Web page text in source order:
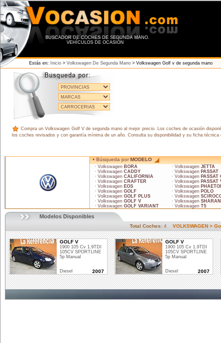
BUSCADOR DE COCHES DE SEGUNDA MANO.
VEHÍCULOS DE OCASIÓN
Estás en: Inicio > Volkswagen De Segunda Mano > Volkswagen Golf v de segunda mano
Compra un Volkswagen Golf V de segunda mano al mejor precio. Los coches de ocasión
los coches revisados y con garantía mínima de un año. Consulta su disponibilidad y su ficha técnica
• Búsqueda porMODELO
· Volkswagen BORA
· Volkswagen CADDY
· Volkswagen CALIFORNIA
· Volkswagen CRAFTER
· Volkswagen EOS
· Volkswagen GOLF
· Volkswagen GOLF PLUS
· Volkswagen GOLF V
· Volkswagen GOLF VARIANT
· Volkswagen JETTA
· Volkswagen PASSAT
· Volkswagen PASSAT
· Volkswagen PASSAT
· Volkswagen
· Volkswagen POLO
· Volkswagen
· Volkswagen SHARAN
· Volkswagen T5
Modelos Disponibles
Total Coches:4VOLKSWAGEN >
GOLF V
1900 105 Cv 1.9TDI
105CV SPORTLINE
5p Manual
Diesel 2007
GOLF V
1900 105 Cv 1.9TDI
105CV SPORTLINE
5p Manual
Diesel 2007